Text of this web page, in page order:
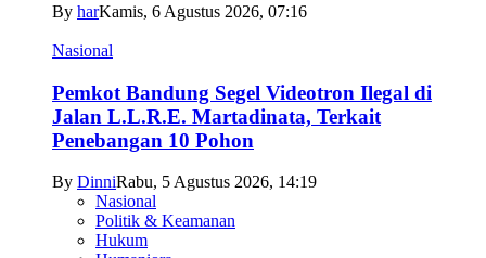
By harKamis, 6 Agustus 2026, 07:16
Nasional
Pemkot Bandung Segel Videotron Ilegal di
Jalan L.L.R.E. Martadinata, Terkait
Penebangan 10 Pohon
By DinniRabu, 5 Agustus 2026, 14:19
Nasional
Politik & Keamanan
Hukum